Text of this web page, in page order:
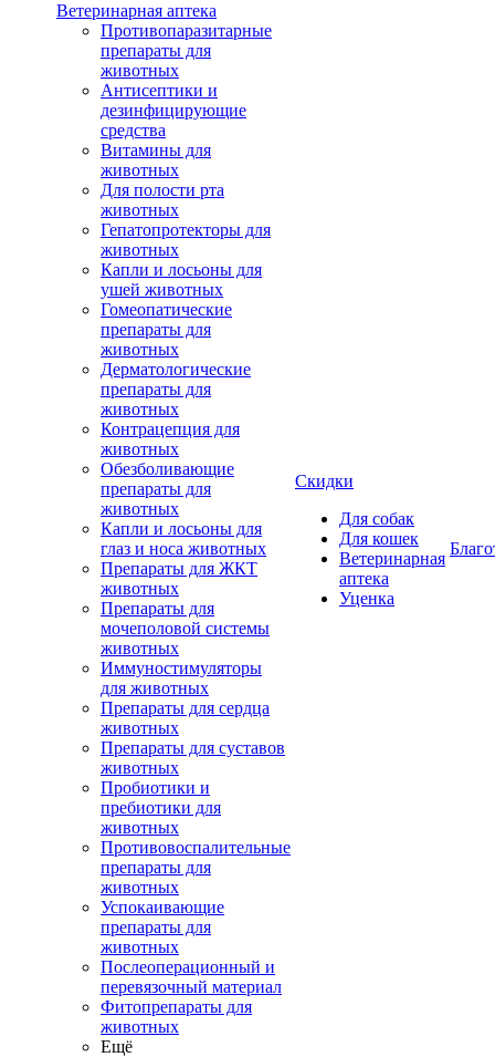
Ветеринарная аптека
Противопаразитарные
препараты для
животных
Антисептики и
дезинфицирующие
средства
Витамины для
животных
Для полости рта
животных
Гепатопротекторы для
животных
Капли и лосьоны для
ушей животных
Гомеопатические
препараты для
животных
Дерматологические
препараты для
животных
Контрацепция для
животных
Обезболивающие
препараты для
животных
Капли и лосьоны для
глаз и носа животных
Препараты для ЖКТ
животных
Препараты для
мочеполовой системы
животных
Иммуностимуляторы
для животных
Препараты для сердца
животных
Препараты для суставов
животных
Пробиотики и
пребиотики для
животных
Противовоспалительные
препараты для
животных
Успокаивающие
препараты для
животных
Послеоперационный и
перевязочный материал
Фитопрепараты для
животных
Ещё
Скидки
Для собак
Для кошек
Ветеринарная
аптека
Уценка